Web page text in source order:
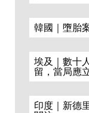
韓國｜墮胎
埃及｜數十
留，當局應
印度｜新德